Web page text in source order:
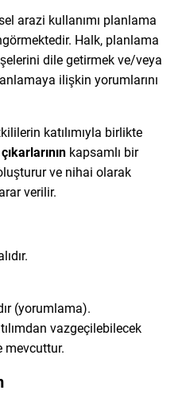
arazi kullanımı planlama
Halk, planlama
dile getirmek ve/veya
ilişkin yorumlarını
katılımıyla birlikte
kapsamlı bir
ve nihai olarak
verilir.
(yorumlama).
vazgeçilebilecek
mevcuttur.